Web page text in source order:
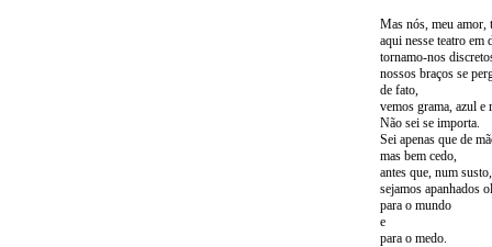
Mas nós, meu amor,
aqui nesse teatro em
tornamo-nos
nossos braços se
de fato,
vemos grama, azul e
Não sei se importa.
Sei apenas que de
mas bem cedo,
antes que, num susto,
sejamos apanhados
para o mundo
e
para o medo.